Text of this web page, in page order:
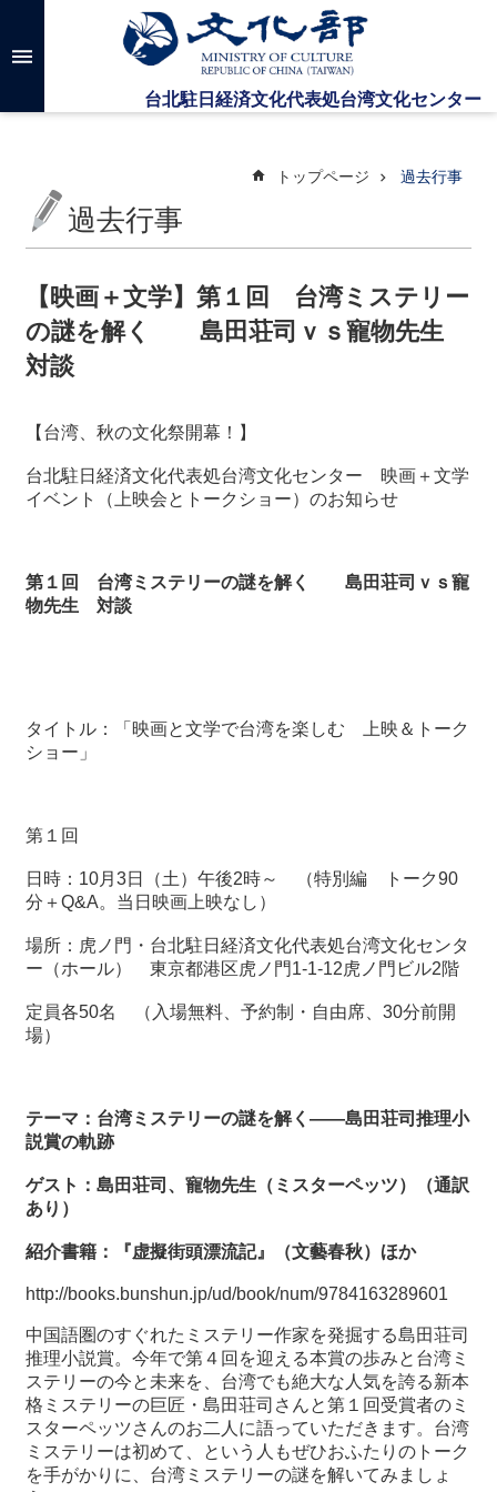
メインのコンテンツブロックにジャンプします
高
検
台
セ
ン
タ
い
て
新
情
報
過
台
湾
本
関
連
リ
ー
ム
サ
ト
マ
ッ
プ
トップページ 過去行事
過去行事
【映画＋文学】第１回 台湾ミステリー
の謎を解く 島田荘司ｖｓ寵物先生
対談
【台湾、秋の文化祭開幕！】
台北駐日経済文化代表処台湾文化センター 映画＋文学
イベント（上映会とトークショー）のお知らせ
第１回 台湾ミステリーの謎を解く 島田荘司ｖｓ寵
物先生 対談
タイトル：「映画と文学で台湾を楽しむ 上映＆トーク
ショー」
第１回
日時： 10月 3日（土）午後2時～ （特別編 トーク90
分＋Q&A。当日映画上映なし）
場所：虎ノ門・台北駐日経済文化代表処台湾文化センタ
ー（ホール） 東京都港区虎ノ門1-1-12虎ノ門ビル2階
定員各50名 （入場無料、予約制・自由席、 30分前開
場）
テーマ：台湾ミステリーの謎を解く――島田荘司推理小
説賞の軌跡
ゲスト：島田荘司、寵物先生（ミスターペッツ）（通訳
あり）
紹介書籍：『虚擬街頭漂流記』（文藝春秋）ほか
http://books.bunshun.jp/ud/book/num/9784163289601
中国語圏のすぐれたミステリー作家を発掘する島田荘司
推理小説賞。今年で第４回を迎える本賞の歩みと台湾ミ
ステリーの今と未来を、台湾でも絶大な人気を誇る新本
格ミステリーの巨匠・島田荘司さんと第１回受賞者のミ
スターペッツさんのお二人に語っていただきます。台湾
ミステリーは初めて、という人もぜひおふたりのトーク
を手がかりに、台湾ミステリーの謎を解いてみましょ